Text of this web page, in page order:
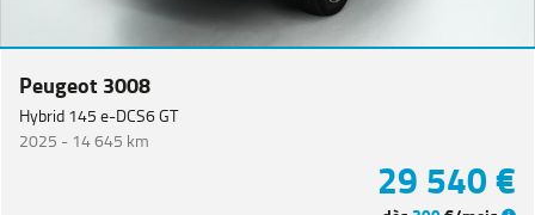
Peugeot 3008
Hybrid 145 e-DCS6 GT
2025 - 14 645 km
29 540 €